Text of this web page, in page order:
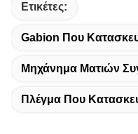
Ετικέτες:
Gabion Που
Μηχάνημα Ματιών
Πλέγμα Που